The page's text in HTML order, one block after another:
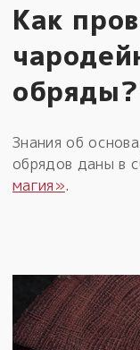
Как
обряды?
Знания об
обрядов даны в
магия».